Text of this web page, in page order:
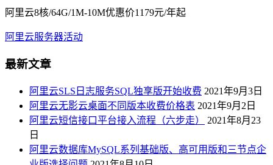
阿里云8核/64G/1M-10M优惠价1179元/年起
阿里云服务器活动
最新文章
阿里云SLS日志服务SQL独享版开始收费 2021年9月3日
阿里云无影云桌面不同版本收费价格表 2021年9月2日
阿里云短信接口平台接入流程（六步走）
2021年8月23
日
阿里云数据库MySQL系列基础版、高可用版和三节点企